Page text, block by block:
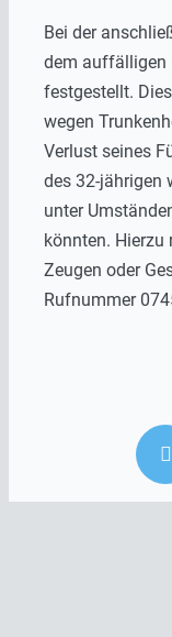
Bei der
dem auffälligen
festgestellt.
wegen
Verlust seines
des 32-jährigen
unter
könnten. Hierzu
Zeugen oder
Rufnummer